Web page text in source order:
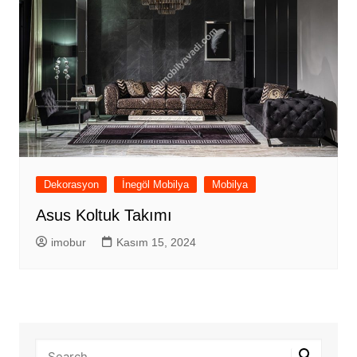
Dekorasyon İnegöl Mobilya Mobilya
Asus Koltuk Takımı
imobur Kasım 15, 2024